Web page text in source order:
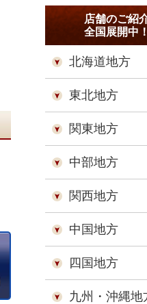
店舗のご紹
全国展開中！
北海道地方
東北地方
関東地方
中部地方
関西地方
中国地方
四国地方
九州・沖縄地